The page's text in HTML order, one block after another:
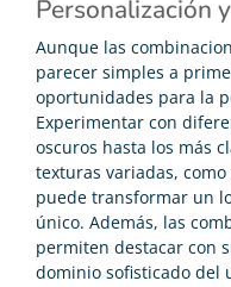
Personalización
Aunque las
parecer simples a
oportunidades para la
Experimentar con
oscuros hasta los más
texturas variadas,
puede transformar un
único. Además, las
permiten destacar con
dominio sofisticado del